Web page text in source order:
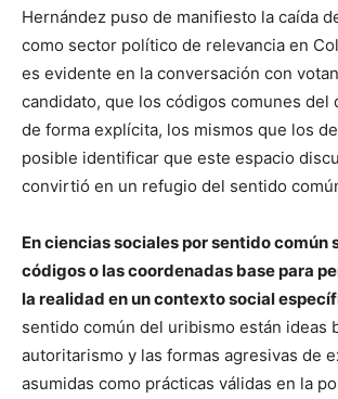
Hernández puso de manifiesto la caída
como sector político de relevancia en
es evidente en la conversación con
candidato, que los códigos comunes del
de forma explícita, los mismos que los
posible identificar que este espacio
convirtió en un refugio del sentido
En ciencias sociales por sentido común
códigos o las coordenadas base para
la realidad en un contexto social
sentido común del uribismo están ideas
autoritarismo y las formas agresivas de
asumidas como prácticas válidas en la